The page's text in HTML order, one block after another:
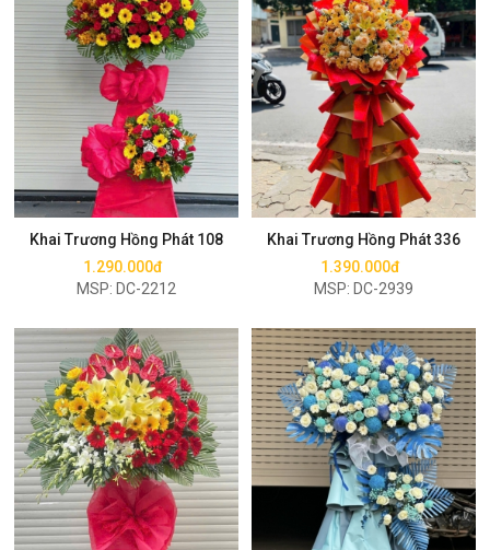
Khai Trương Hồng Phát 108
1.290.000đ
MSP: DC-2212
Mua ngay
Khai Trương Hồng Phát 336
1.390.000đ
MSP: DC-2939
Mua ngay